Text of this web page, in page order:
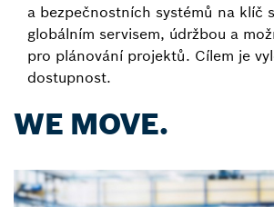
a bezpečnostních systémů na klíč
globálním servisem, údržbou a
pro plánování projektů. Cílem je
dostupnost.
WE MOVE.